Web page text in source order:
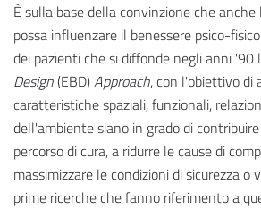
È sulla base della convinzione che
possa influenzare il benessere psico-
dei pazienti che si diffonde negli anni '90
Design(EBD)Approach, con l'obiettivo di
caratteristiche spaziali, funzionali,
dell'ambiente siano in grado di
percorso di cura, a ridurre le cause di
massimizzare le condizioni di sicurezza o
prime ricerche che fanno riferimento a